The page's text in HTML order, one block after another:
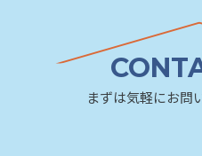
まずは気軽にお問